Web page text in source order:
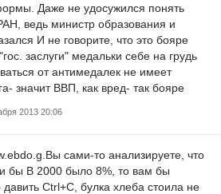
Даже не удосужился понять
ведь министр образования и
И не говорите, что это бояре
заслуги" медальки себе на грудь
от антимедалек не имеет
значит ВВП, как вред- так бояре
2013 20:06
сами-то анализируете, что
бы В 2000 было 8%, то вам бы
Ctrl+C, булка хлеба стоила не